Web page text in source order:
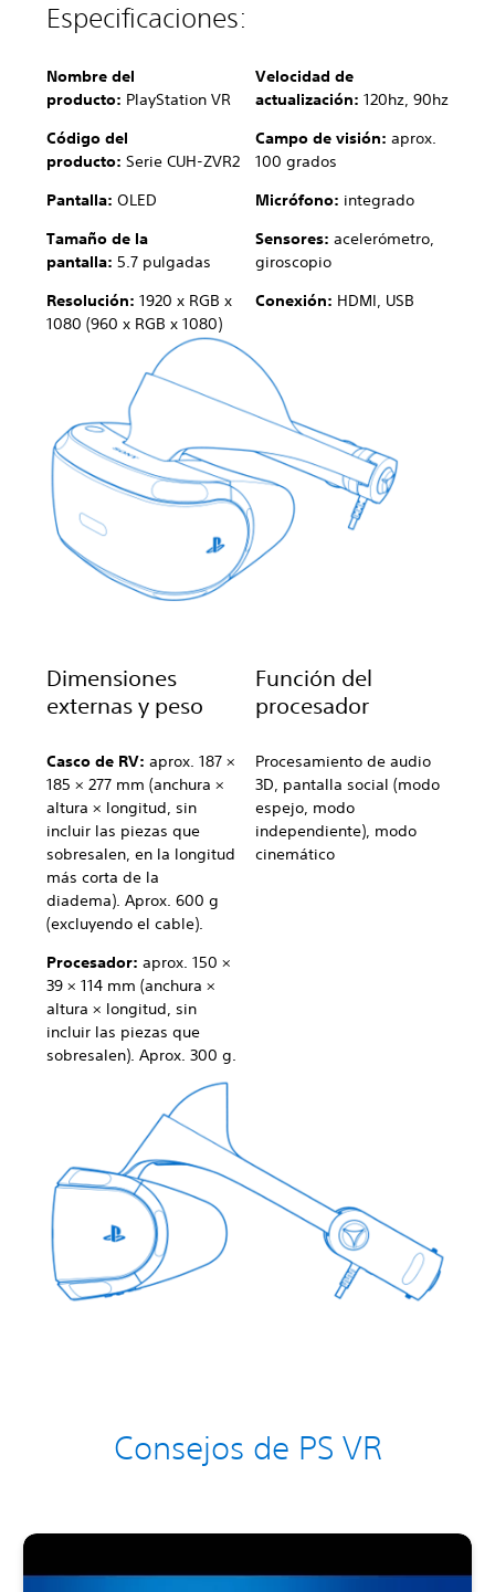
Especificaciones:
Nombre del
producto: PlayStation VR
Código del
producto: Serie CUH-ZVR2
Pantalla: OLED
Tamaño de la
pantalla: 5.7 pulgadas
Resolución: 1920 x RGB x
1080 (960 x RGB x 1080)
Velocidad de
actualización: 120hz, 90hz
Campo de visión: aprox.
100 grados
Micrófono: integrado
Sensores: acelerómetro,
giroscopio
Conexión: HDMI, USB
Dimensiones
externas y peso
Casco de RV: aprox. 187 ×
185 × 277 mm (anchura ×
altura × longitud, sin
incluir las piezas que
sobresalen, en la longitud
más corta de la
diadema). Aprox. 600 g
(excluyendo el cable).
Procesador: aprox. 150 ×
39 × 114 mm (anchura ×
altura × longitud, sin
incluir las piezas que
sobresalen). Aprox. 300 g.
Función del
procesador
Procesamiento de audio
3D, pantalla social (modo
espejo, modo
independiente), modo
cinemático
Consejos de PS VR